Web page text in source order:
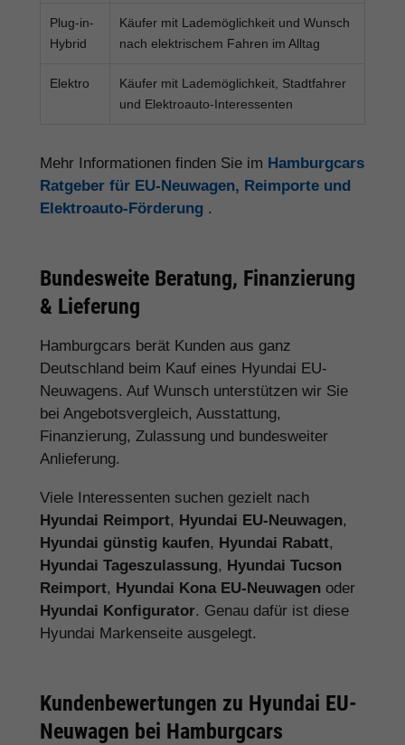
Plug-in-
Hybrid
Käufer mit Lademöglichkeit und Wunsch
nach elektrischem Fahren im Alltag
Elektro
Käufer mit Lademöglichkeit, Stadtfahrer
und Elektroauto-Interessenten
Mehr Informationen finden Sie im Hamburgcars
Ratgeber für EU-Neuwagen, Reimporte und
Elektroauto-Förderung .
Bundesweite Beratung, Finanzierung
& Lieferung
Hamburgcars berät Kunden aus ganz
Deutschland beim Kauf eines Hyundai EU-
Neuwagens. Auf Wunsch unterstützen wir Sie
bei Angebotsvergleich, Ausstattung,
Finanzierung, Zulassung und bundesweiter
Anlieferung.
Viele Interessenten suchen gezielt nach
Hyundai Reimport, Hyundai EU-Neuwagen,
Hyundai günstig kaufen, Hyundai Rabatt,
Hyundai Tageszulassung, Hyundai Tucson
Reimport, Hyundai Kona EU-Neuwagen oder
Hyundai Konfigurator. Genau dafür ist diese
Hyundai Markenseite ausgelegt.
Kundenbewertungen zu Hyundai EU-
Neuwagen bei Hamburgcars